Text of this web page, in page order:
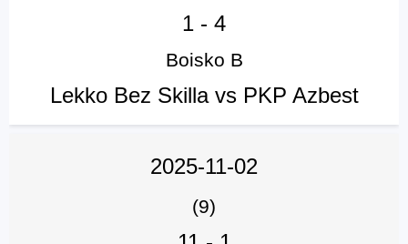
1 - 4
Boisko B
Lekko Bez Skilla vs PKP Azbest
2025-11-02
(9)